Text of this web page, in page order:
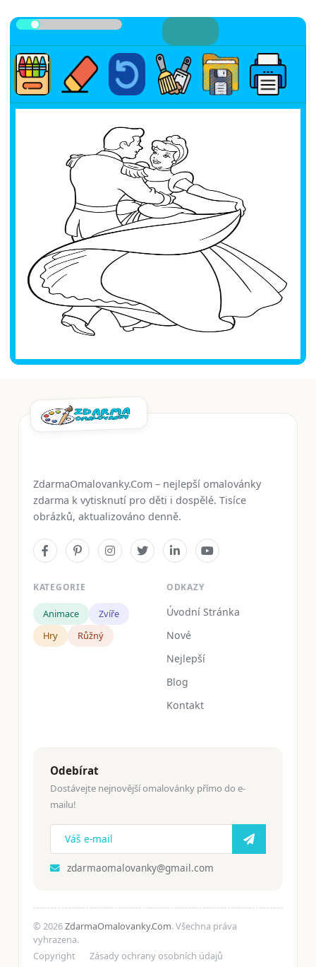
ZdarmaOmalovanky.Com – nejlepší omalovánky
zdarma k vytisknutí pro děti i dospělé. Tisíce
obrázků, aktualizováno denně.
KATEGORIE
Animace
Zvíře
Hry
Růžný
ODKAZY
Úvodní Stránka
Nové
Nejlepší
Blog
Kontakt
Odebírat
Dostávejte nejnovější omalovánky přímo do e-
mailu!
zdarmaomalovanky@gmail.com
© 2026ZdarmaOmalovanky.Com. Všechna práva
vyhrazena.
Copyright
Zásady ochrany osobních údajů